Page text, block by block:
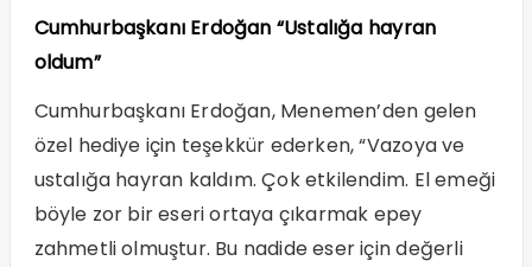
Cumhurbaşkanı Erdoğan “Ustalığa hayran
oldum”
Cumhurbaşkanı Erdoğan, Menemen’den gelen
özel hediye için teşekkür ederken, “Vazoya ve
ustalığa hayran kaldım. Çok etkilendim. El emeği
böyle zor bir eseri ortaya çıkarmak epey
zahmetli olmuştur. Bu nadide eser için değerli